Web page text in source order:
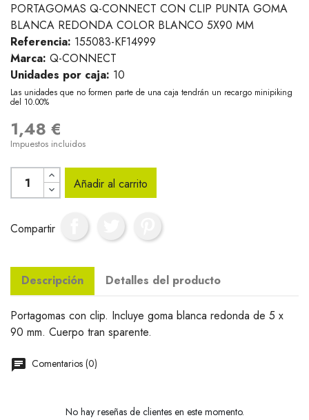
PORTAGOMAS Q-CONNECT CON CLIP PUNTA GOMA
BLANCA REDONDA COLOR BLANCO 5X90 MM
Referencia: 155083-KF14999
Marca: Q-CONNECT
Unidades por caja: 10
Las unidades que no formen parte de una caja tendrán un recargo minipiking
del 10.00%
1,48 €
Impuestos incluidos
Añadir al carrito
Compartir
Descripción Detalles del producto
Portagomas con clip. Incluye goma blanca redonda de 5 x
90 mm. Cuerpo tran sparente.
Comentarios (0)
No hay reseñas de clientes en este momento.